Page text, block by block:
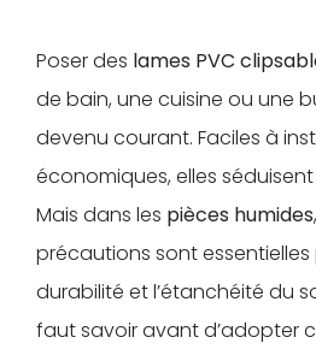
Poser des lames PVC
de bain, une cuisine ou une
devenu courant. Faciles à
économiques, elles
Mais dans les pièces humides
précautions sont
durabilité et l’étanchéité du
faut savoir avant d’adopter